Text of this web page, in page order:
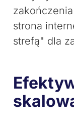
strona
strefą" dla